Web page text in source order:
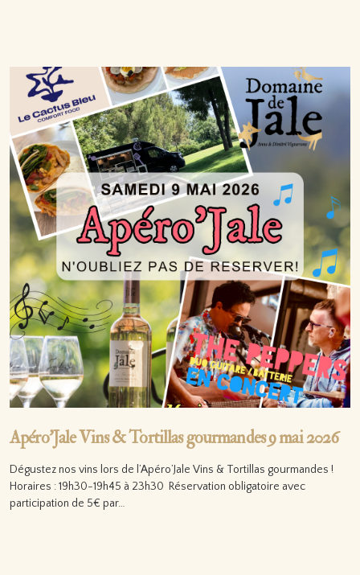
Apéro’Jale Vins & Tortillas gourmandes 9 mai 2026
Dégustez nos vins lors de l’Apéro’Jale Vins & Tortillas gourmandes !
Horaires : 19h30-19h45 à 23h30 Réservation obligatoire avec
participation de 5€ par…